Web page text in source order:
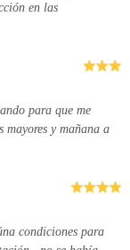
en las
para que me
y mañana a
condiciones para